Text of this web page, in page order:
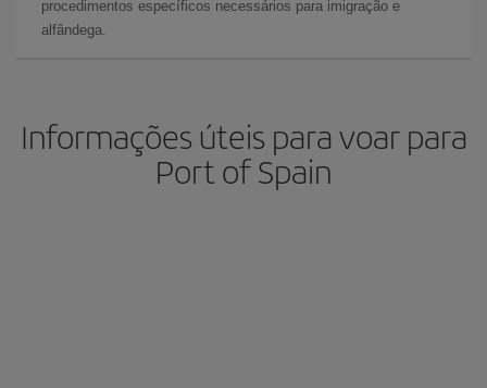
procedimentos específicos necessários para imigração e
alfândega.
Informações úteis para voar para
Port of Spain